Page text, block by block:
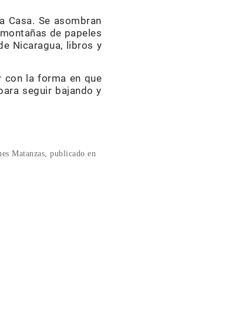
Casa. Se asombran
de papeles
Nicaragua, libros y
con la forma en que
seguir bajando y
Matanzas, publicado en